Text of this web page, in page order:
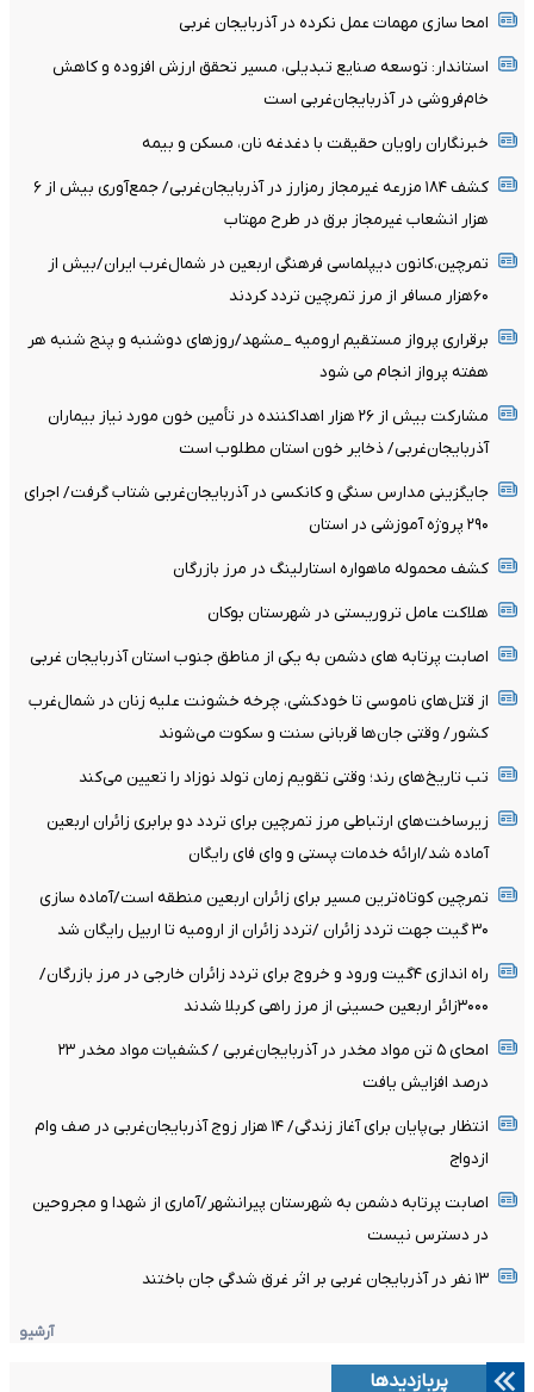
امحا سازی مهمات عمل نکرده در آذربایجان غربی
استاندار: توسعه صنایع تبدیلی، مسیر تحقق ارزش افزوده و کاهش
خام‌فروشی در آذربایجان‌غربی است
خبرنگاران راویان حقیقت با دغدغه نان، مسکن و بیمه
کشف ۱۸۴ مزرعه غیرمجاز رمزارز در آذربایجان‌غربی/ جمع‌آوری بیش از ۶
هزار انشعاب غیرمجاز برق در طرح مهتاب
تمرچین،کانون دیپلماسی فرهنگی اربعین در شمال‌غرب ایران/بیش از
۶۰هزار مسافر از مرز تمرچین تردد کردند
برقراری پرواز مستقیم ارومیه _مشهد/روزهای دوشنبه و پنج شنبه هر
هفته پرواز انجام می شود
مشارکت بیش از ۲۶ هزار اهداکننده در تأمین خون مورد نیاز بیماران
آذربایجان‌غربی/ ذخایر خون استان مطلوب است
جایگزینی مدارس سنگی و کانکسی در آذربایجان‌غربی شتاب گرفت/ اجرای
۲۹۰ پروژه آموزشی در استان
کشف محموله ماهواره استارلینگ در مرز بازرگان
هلاکت عامل تروریستی در شهرستان بوکان
اصابت پرتابه های دشمن به یکی از مناطق جنوب استان آذربایجان غربی
از قتل‌های ناموسی تا خودکشی، چرخه خشونت علیه زنان در شمال‌غرب
کشور/ وقتی جان‌ها قربانی سنت و سکوت می‌شوند
تب تاریخ‌های رند؛ وقتی تقویم زمان تولد نوزاد را تعیین می‌کند
زیرساخت‌های ارتباطی مرز تمرچین برای تردد دو برابری زائران اربعین
آماده شد/ارائه خدمات پستی و وای فای رایگان
تمرچین کوتاه‌ترین مسیر برای زائران اربعین منطقه است/آماده سازی
۳۰ گیت جهت تردد زائران /تردد زائران از ارومیه تا اربیل رایگان شد
راه اندازی ۴گیت ورود و خروج برای تردد زائران خارجی در مرز بازرگان/
۳۰۰۰زائر اربعین حسینی از مرز راهی کربلا شدند
امحای ۵ تن مواد مخدر در آذربایجان‌غربی / کشفیات مواد مخدر ۲۳
درصد افزایش یافت
انتظار بی‌پایان برای آغاز زندگی/ ۱۴ هزار زوج آذربایجان‌غربی در صف وام
ازدواج
اصابت پرتابه دشمن به شهرستان پیرانشهر/آماری از شهدا و مجروحین
در دسترس نیست
۱۳ نفر در آذربایجان غربی بر اثر غرق شدگی جان باختند
آرشیو
پربازدیدها